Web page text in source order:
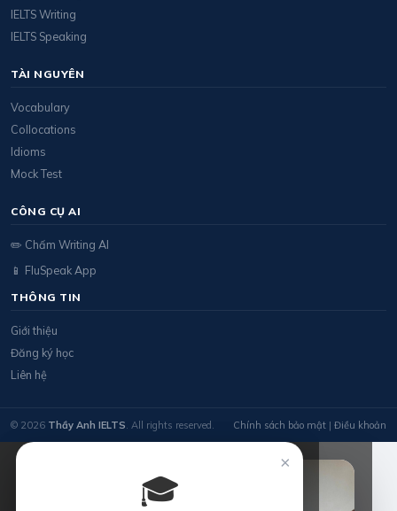
IELTS Writing
IELTS Speaking
TÀI NGUYÊN
Vocabulary
Collocations
Idioms
Mock Test
CÔNG CỤ AI
✏️ Chấm Writing AI
📱 FluSpeak App
THÔNG TIN
Giới thiệu
Đăng ký học
Liên hệ
© 2026 Thầy Anh IELTS. All rights reserved. Chính sách bảo mật | Điều khoản
×
🎓